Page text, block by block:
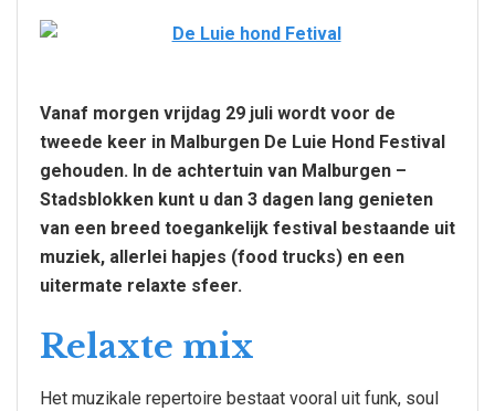
Vanaf morgen vrijdag 29 juli wordt voor de
tweede keer in Malburgen De Luie Hond Festival
gehouden. In de achtertuin van Malburgen –
Stadsblokken kunt u dan 3 dagen lang genieten
van een breed toegankelijk festival bestaande uit
muziek, allerlei hapjes (food trucks) en een
uitermate relaxte sfeer.
Relaxte mix
Het muzikale repertoire bestaat vooral uit funk, soul